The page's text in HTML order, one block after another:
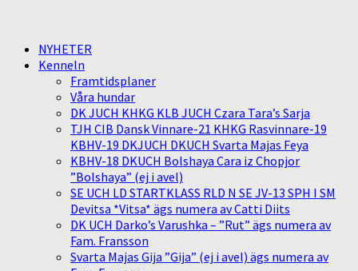
NYHETER
Kenneln
Framtidsplaner
Våra hundar
DK JUCH KHKG KLB JUCH Czara Tara’s Sarja
TJH CIB Dansk Vinnare-21 KHKG Rasvinnare-19
KBHV-19 DKJUCH DKUCH Svarta Majas Feya
KBHV-18 DKUCH Bolshaya Cara iz Chopjor
”Bolshaya” (ej i avel)
SE UCH LD STARTKLASS RLD N SE JV-13 SPH I SM
Devitsa *Vitsa* ägs numera av Catti Diits
DK UCH Darko’s Varushka – ”Rut” ägs numera av
Fam. Fransson
Svarta Majas Gija ”Gija” (ej i avel) ägs numera av